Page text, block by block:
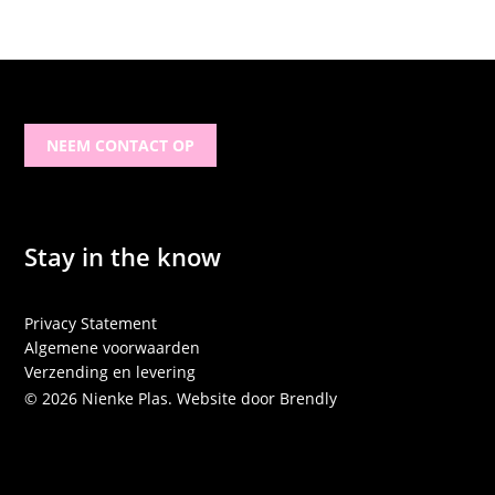
NEEM CONTACT OP
Stay in the know
Privacy Statement
Algemene voorwaarden
Verzending en levering
© 2026 Nienke Plas. Website door Brendly